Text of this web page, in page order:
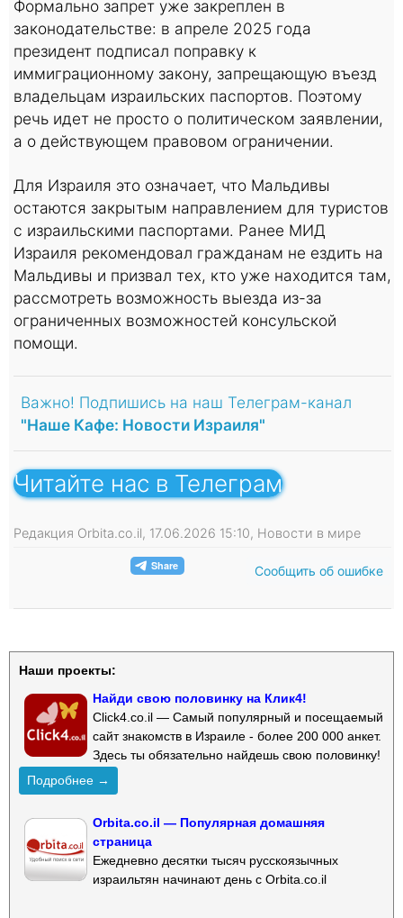
Формально запрет уже закреплен в
законодательстве: в апреле 2025 года
президент подписал поправку к
иммиграционному закону, запрещающую въезд
владельцам израильских паспортов. Поэтому
речь идет не просто о политическом заявлении,
а о действующем правовом ограничении.
Для Израиля это означает, что Мальдивы
остаются закрытым направлением для туристов
с израильскими паспортами. Ранее МИД
Израиля рекомендовал гражданам не ездить на
Мальдивы и призвал тех, кто уже находится там,
рассмотреть возможность выезда из-за
ограниченных возможностей консульской
помощи.
Важно! Подпишись на наш Телеграм-канал
"Наше Кафе: Новости Израиля"
Читайте нас в Телеграм
Редакция Orbita.co.il, 17.06.2026 15:10, Новости в мире
Сообщить об ошибке
Наши проекты:
Найди свою половинку на Клик4!
Click4.co.il — Самый популярный и посещаемый
сайт знакомств в Израиле - более 200 000 анкет.
Здесь ты обязательно найдешь свою половинку!
Подробнее →
Orbita.co.il — Популярная домашняя
страница
Ежедневно десятки тысяч русскоязычных
израильтян начинают день с Orbita.co.il